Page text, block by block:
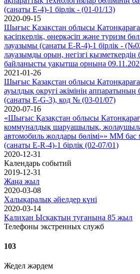
(санаты Е-4)-1 бірлік - (01-01/13)
2020-09-15
Шығыс Қазақстан облысы
кәсіпкерлік, өнеркәсіп және туризм
лауазымы (санаты Е-R-4)-1 бірлік -
лауазымды орын, негізгі қызметкердің
байланысты уақытша орнына
2021-01-26
Шығыс Қазақстан облысы
ауылдық округі әкімінің
(санаты Е-G-3), код № (03-01/07)
2020-07-16
«Шығыс Қазақстан облысы
коммуналдық шаруашылық,
автомобиль жолдары бөлімі»» ММ
(санаты Е-R-4)-1 бірлік (02-07/01)
2020-12-31
Календарь событий
2019-12-31
Жаңа жыл
2020-03-08
Халықаралық әйелдер күні
2020-03-14
Қалихан Ысқақтың туғанына 85 жыл
Телефоны экстренных служб
103
Жедел жәрдем